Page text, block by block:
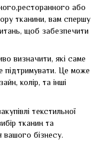
або
тканини, вам спершу
щоб забезпечити
визначити, які саме
підтримувати. Це може
колір, та інші
текстильної
тканин та
вашого бізнесу.